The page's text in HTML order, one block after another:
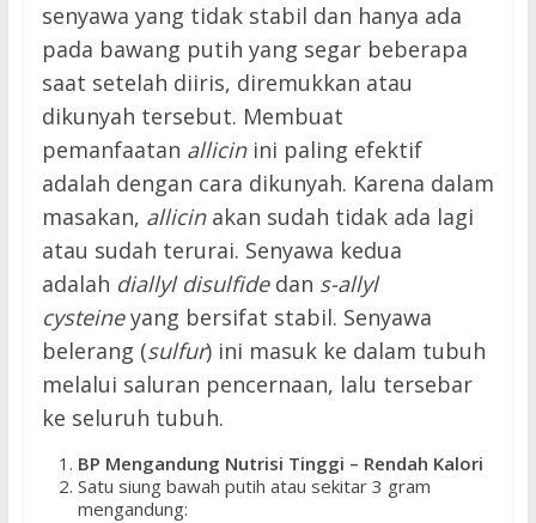
senyawa yang tidak stabil dan hanya ada
pada bawang putih yang segar beberapa
saat setelah diiris, diremukkan atau
dikunyah tersebut. Membuat
pemanfaatan allicin ini paling efektif
adalah dengan cara dikunyah. Karena dalam
masakan, allicin akan sudah tidak ada lagi
atau sudah terurai. Senyawa kedua
adalah diallyl disulfide dan s-allyl
cysteineyang bersifat stabil. Senyawa
belerang (sulfur) ini masuk ke dalam tubuh
melalui saluran pencernaan, lalu tersebar
ke seluruh tubuh.
BP Mengandung Nutrisi Tinggi – Rendah Kalori
Satu siung bawah putih atau sekitar 3 gram
mengandung: